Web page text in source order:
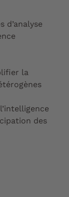
d’analyse
la
des